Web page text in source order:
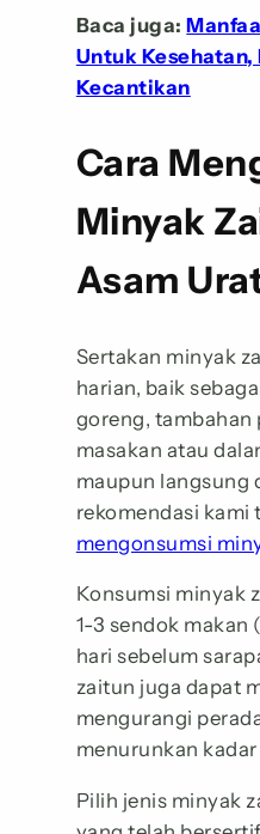
Baca juga:
Untuk
Kecantikan
Cara
Minyak
Asam
Sertakan minyak
harian, baik
goreng, tambahan
masakan atau
maupun langsung
rekomendasi kami
mengonsumsi
Konsumsi minyak
1-3 sendok makan
hari sebelum
zaitun juga dapat
mengurangi
menurunkan
Pilih jenis minyak